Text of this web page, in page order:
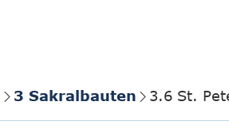
3 Sakralbauten 3.6 St.